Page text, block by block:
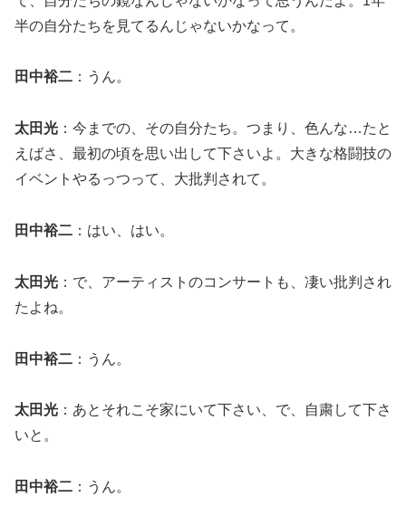
半の自分たちを見てるんじゃないかなって。
田中裕二 ：うん。
太田光 ：今までの、その自分たち。つまり、色んな…たと
えばさ、最初の頃を思い出して下さいよ。大きな格闘技の
イベントやるっつって、大批判されて。
田中裕二 ：はい、はい。
太田光 ：で、アーティストのコンサートも、凄い批判され
たよね。
田中裕二 ：うん。
太田光 ：あとそれこそ家にいて下さい、で、自粛して下さ
いと。
田中裕二 ：うん。